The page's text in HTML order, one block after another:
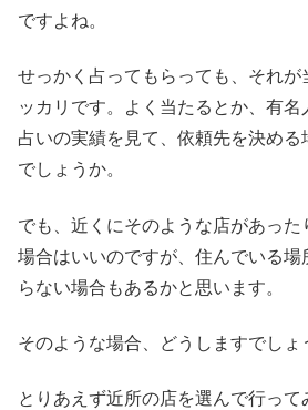
ですよね。
せっかく占ってもらっても、それ
ッカリです。よく当たるとか、有名
占いの実績を見て、依頼先を決め
でしょうか。
でも、近くにそのような店があった
場合はいいのですが、住んでいる
らない場合もあるかと思います。
そのような場合、どうしますでしょ
とりあえず近所の店を選んで行って